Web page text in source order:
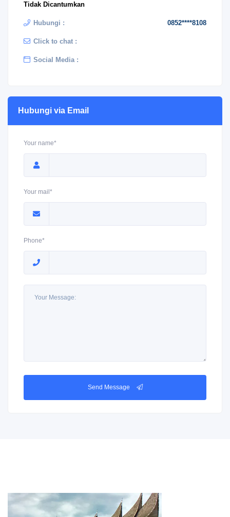
Tidak Dicantumkan
Hubungi : 0852****8108
Click to chat :
Social Media :
Hubungi via Email
Your name*
Your mail*
Phone*
Send Message